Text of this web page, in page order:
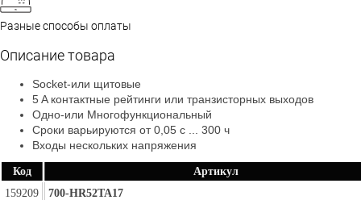
Разные способы оплаты
Описание товара
Socket-или щитовые
5 A контактные рейтинги или транзисторных выходов
Одно-или Многофункциональный
Сроки варьируются от 0,05 с ... 300 ч
Входы нескольких напряжения
Код
Артикул
159209
700-HR52TA17